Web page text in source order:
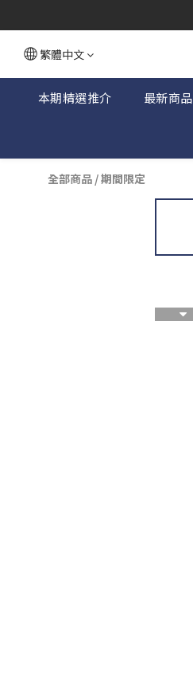
繁體中文
本期精選推介 最新商品
全部商品 /期間限定